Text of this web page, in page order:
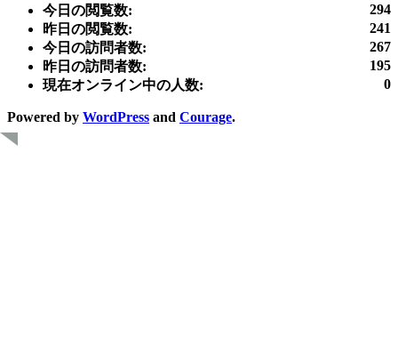
294
今日の閲覧数:
241
昨日の閲覧数:
267
今日の訪問者数:
195
昨日の訪問者数:
0
現在オンライン中の人数:
Powered by WordPress and Courage.